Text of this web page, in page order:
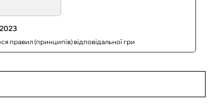
правил (принципів) відповідальної гри